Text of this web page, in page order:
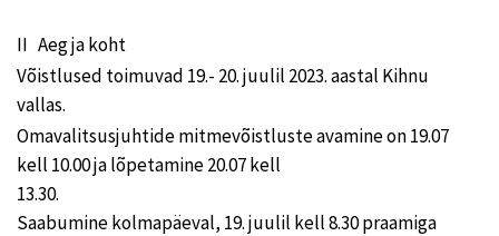
II Aeg ja koht
Võistlused toimuvad 19.- 20. juulil 2023. aastal Kihnu
vallas.
Omavalitsusjuhtide mitmevõistluste avamine on 19.07
kell 10.00 ja lõpetamine 20.07 kell
13.30.
Saabumine kolmapäeval, 19. juulil kell 8.30 praamiga